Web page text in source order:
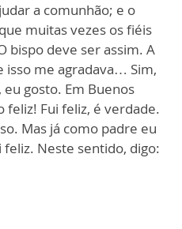
a comunhão; e o
muitas vezes os fiéis
bispo deve ser assim. A
isso me agradava… Sim,
gosto. Em Buenos
feliz! Fui feliz, é verdade.
Mas já como padre eu
Neste sentido, digo: